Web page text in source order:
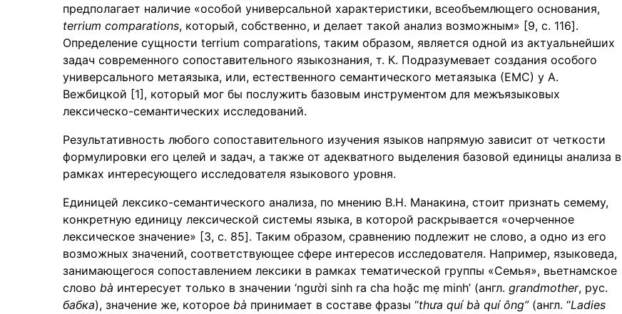
предполагает наличие «особой универсальной характеристики, всеобъемлющего основания,
terrium comparations, который, собственно, и делает такой анализ возможным» [9, c. 116].
Определение сущности terrium comparations, таким образом, является одной из актуальнейших
задач современного сопоставительного языкознания, т. К. Подразумевает создания особого
универсального метаязыка, или, естественного семантического метаязыка (ЕМС) у А.
Вежбицкой [1], который мог бы послужить базовым инструментом для межъязыковых
лексическо-семантических исследований.
Результативность любого сопоставительного изучения языков напрямую зависит от четкости
формулировки его целей и задач, а также от адекватного выделения базовой единицы анализа в
рамках интересующего исследователя языкового уровня.
Единицей лексико-семантического анализа, по мнению В.Н. Манакина, стоит признать семему,
конкретную единицу лексической системы языка, в которой раскрывается «очерченное
лексическое значение» [3, c. 85]. Таким образом, сравнению подлежит не слово, а одно из его
возможных значений, соответствующее сфере интересов исследователя. Например, языковеда,
занимающегося сопоставлением лексики в рамках тематической группы «Семья», вьетнамское
слово bà интересует только в значении ‘người sinh ra cha hoặc mẹ minh’ (англ. grandmother, рус.
бабка), значение же, которое bà принимает в составе фразы “thưa quí bà quí ông”(англ. “Ladies